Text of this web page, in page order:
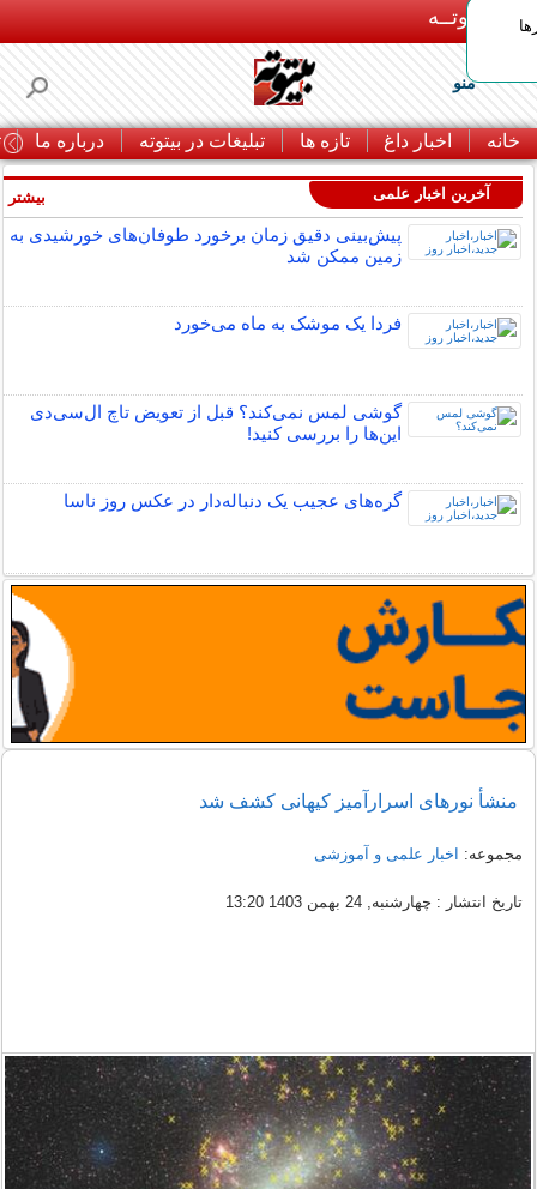
بـیتوتــه
منو
خانه اخبار داغ تازه ها تبلیغات در بیتوته درباره ما
آخرین اخبار علمی
پیش‌بینی دقیق زمان برخورد طوفان‌های خورشیدی به
زمین ممکن شد
فردا یک موشک به ماه می‌خورد
گوشی لمس نمی‌کند؟ قبل از تعویض تاچ ال‌سی‌دی
این‌ها را بررسی کنید!
گره‌های عجیب یک دنباله‌دار در عکس روز ناسا
بیشتر
منشأ نورهای اسرارآمیز کیهانی کشف شد
مجموعه: اخبار علمی و آموزشی
تاریخ انتشار : چهارشنبه, 24 بهمن 1403 13:20